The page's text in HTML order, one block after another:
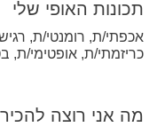
תכונות האופי שלי
אכפתי/ת, רומנטי/ת,
כריזמתי/ת, אופטימי/ת,
מה אני רוצה להכיר